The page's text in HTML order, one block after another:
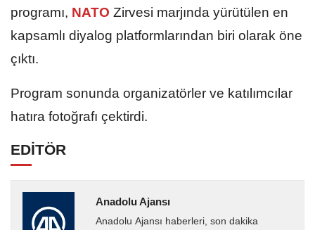
programı, NATO Zirvesi marjında yürütülen en
kapsamlı diyalog platformlarından biri olarak öne
çıktı.
Program sonunda organizatörler ve katılımcılar
hatıra fotoğrafı çektirdi.
EDİTÖR
Anadolu Ajansı
Anadolu Ajansı haberleri, son dakika